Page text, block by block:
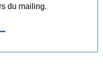
du mailing.